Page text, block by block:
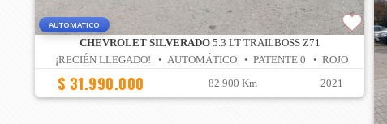
AUTOMATICO
CHEVROLET SILVERADO5.3 LT TRAILBOSS Z71
¡RECIÉN LLEGADO! • AUTOMÁTICO • PATENTE 0 • ROJO
$ 31.990.000 82.900 Km 2021